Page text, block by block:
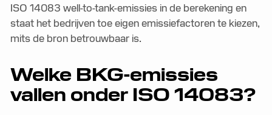
ISO 14083 well-to-tank-emissies in de berekening en
staat het bedrijven toe eigen emissiefactoren te kiezen,
mits de bron betrouwbaar is.
Welke BKG-emissies
vallen onder ISO 14083?